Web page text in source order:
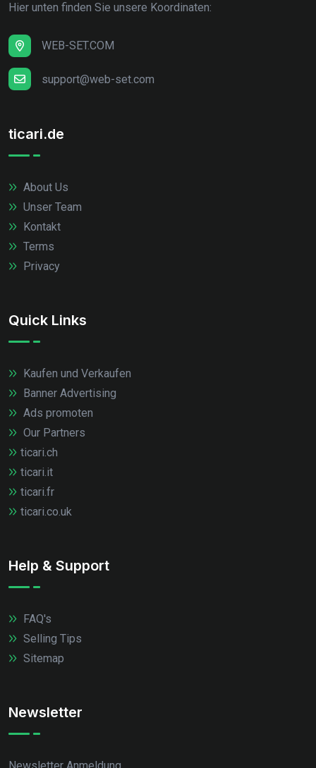
Hier unten finden Sie unsere Koordinaten:
WEB-SET.COM
support@web-set.com
ticari.de
About Us
Unser Team
Kontakt
Terms
Privacy
Quick Links
Kaufen und Verkaufen
Banner Advertising
Ads promoten
Our Partners
ticari.ch
ticari.it
ticari.fr
ticari.co.uk
Help & Support
FAQ's
Selling Tips
Sitemap
Newsletter